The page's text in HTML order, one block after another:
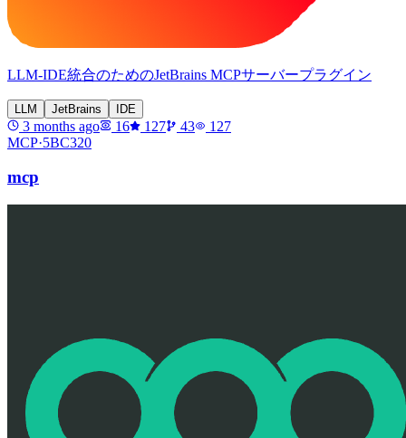
LLM-IDE統合のためのJetBrains MCPサーバープラグイン
LLM JetBrains IDE
3 months ago 16 127 43
127
MCP·5BC320
mcp